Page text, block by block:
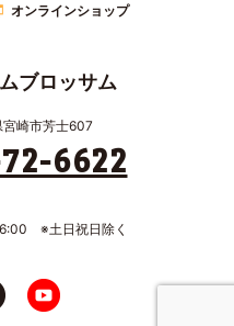
オンラインショップ
ブロッサム
崎市芳士607
6622
※土日祝日除く